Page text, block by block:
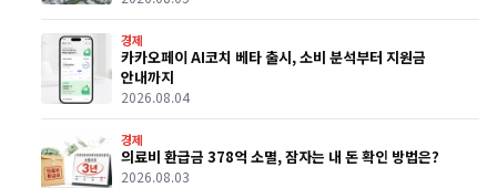
경제
카카오페이 AI코치 베타 출시, 소비 분석부터 지원금
안내까지
2026.08.04
경제
의료비 환급금 378억 소멸, 잠자는 내 돈 확인 방법은?
2026.08.03